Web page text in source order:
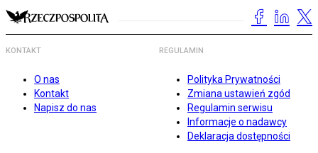
KONTAKT
O nas
Kontakt
Napisz do nas
REGULAMIN
Polityka Prywatności
Zmiana ustawień zgód
Regulamin serwisu
Informacje o nadawcy
Deklaracja dostępności